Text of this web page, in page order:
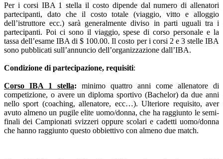
Per i corsi IBA 1 stella il costo dipende dal numero di allenatori
partecipanti, dato che il costo totale (viaggio, vitto e alloggio
dell’istruttore ecc.) sarà generalmente diviso in parti uguali tra i
partecipanti. Poi ci sono il viaggio, spese di corso personale e la
tassa dell’esame IBA di $ 100.00. Il costo per i corsi 2 e 3 stelle IBA
sono pubblicati sull’annuncio dell’organizzazione dall’IBA.
Condizione di partecipazione, requisiti:
Corso IBA 1 stella: minimo quattro anni come allenatore di
competizione, o avere un diploma sportivo (Bachelor) da due anni
nello sport (coaching, allenatore, ecc…). Ulteriore requisito, aver
avuto almeno un pugile elite uomo/donna, che ha raggiunto le semi-
finali dei Campionati svizzeri oppure scolari e cadetti uomo/donna
che hanno raggiunto questo obbiettivo con almeno due match.